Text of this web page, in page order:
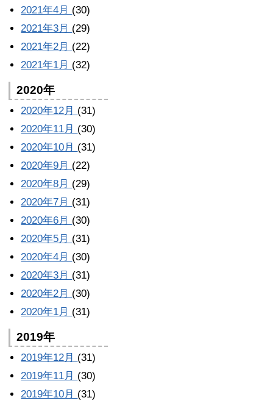
2021年4月 (30)
2021年3月 (29)
2021年2月 (22)
2021年1月 (32)
2020年
2020年12月 (31)
2020年11月 (30)
2020年10月 (31)
2020年9月 (22)
2020年8月 (29)
2020年7月 (31)
2020年6月 (30)
2020年5月 (31)
2020年4月 (30)
2020年3月 (31)
2020年2月 (30)
2020年1月 (31)
2019年
2019年12月 (31)
2019年11月 (30)
2019年10月 (31)